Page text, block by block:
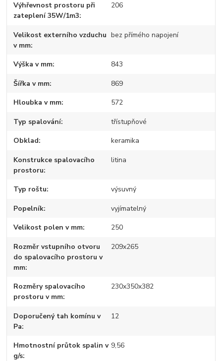
Výhřevnost prostoru při
zateplení 35W/1m3
206
Velikost externího vzduchu
v mm
bez přímého napojení
Výška v mm 843
Šířka v mm 869
Hloubka v mm 572
Typ spalování třístupňové
Obklad keramika
Konstrukce spalovacího
prostoru
litina
Typ roštu výsuvný
Popelník vyjímatelný
Velikost polen v mm 250
Rozměr vstupního otvoru
do spalovacího prostoru v
mm
209x265
Rozměry spalovacího
prostoru v mm
230x350x382
Doporučený tah komínu v
Pa
12
Hmotnostní průtok spalin v
g/s
9,56